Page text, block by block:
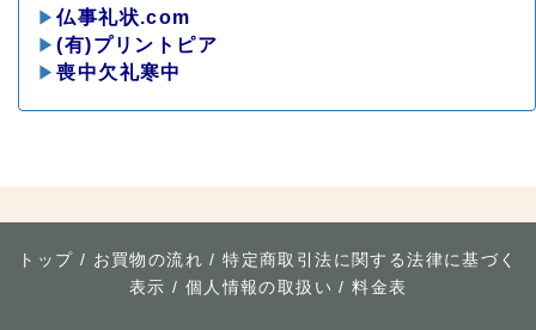
▶仏事礼状.com
▶(有)プリントピア
▶喪中欠礼寒中
トップ / お買物の流れ /特定商取引法に関する法律に基づく
表示 / 個人情報の取扱い /料金表